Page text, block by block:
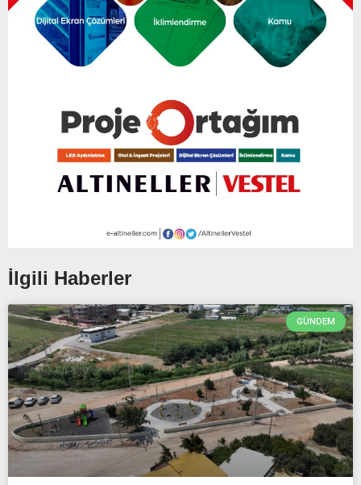
İlgili Haberler
GÜNDEM